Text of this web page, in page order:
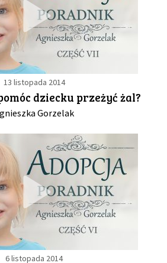
13 listopada 2014
dziecku przeżyć żal?
Gorzelak
6 listopada 2014